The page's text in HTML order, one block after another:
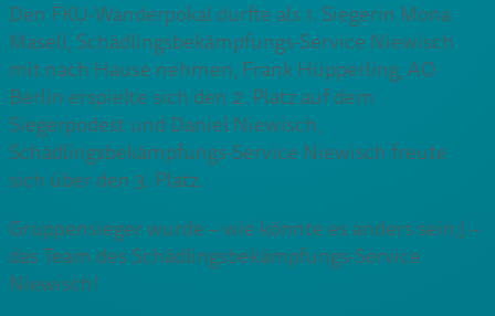
Den FKU-Wanderpokal durfte als 1. Siegerin Mona
Masell, Schädlingsbekämpfungs-Service Niewisch
mit nach Hause nehmen, Frank Hüpperling, AO
Berlin erspielte sich den 2. Platz auf dem
Siegerpodest und Daniel Niewisch,
Schädlingsbekämpfungs-Service Niewisch freute
sich über den 3. Platz.
Gruppensieger wurde – wie könnte es anders sein;) –
das Team des Schädlingsbekämpfungs-Service
Niewisch!